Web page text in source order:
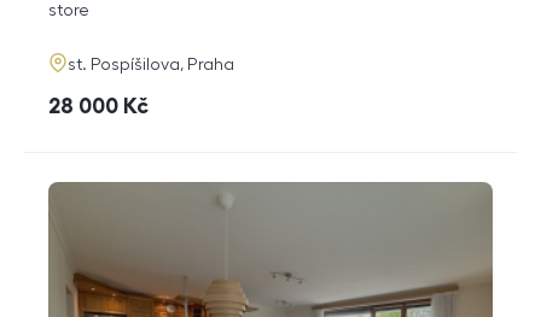
funkce
store
adresa
st. Pospíšilova, Praha
cena
28 000 Kč